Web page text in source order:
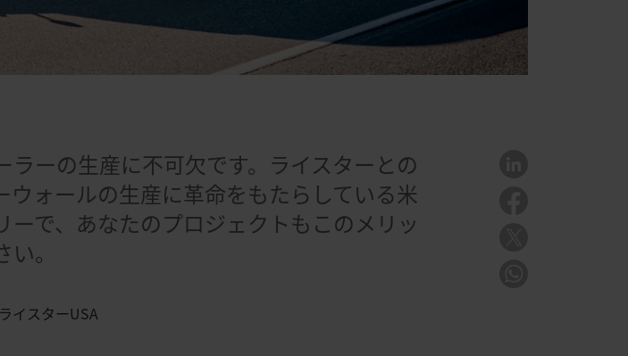
ーの生産に不可欠です。ライスターとの
ォールの生産に革命をもたらしている米
で、あなたのプロジェクトもこのメリッ
。
イスターUSA